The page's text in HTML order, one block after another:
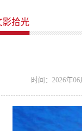
影拾光
时间：2026年